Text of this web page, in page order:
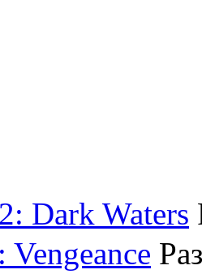
Dark Waters
Vengeance